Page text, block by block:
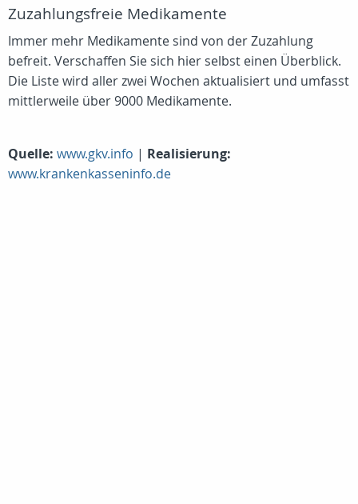
Zuzahlungsfreie Medikamente
Immer mehr Medikamente sind von der Zuzahlung
befreit. Verschaffen Sie sich hier selbst einen Überblick.
Die Liste wird aller zwei Wochen aktualisiert und umfasst
mittlerweile über 9000 Medikamente.
Quelle: www.gkv.info | Realisierung:
www.krankenkasseninfo.de